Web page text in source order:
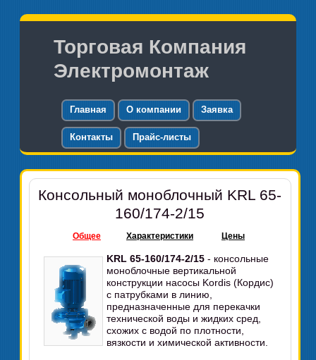
Торговая Компания
Электромонтаж
Главная О компании Заявка
Контакты Прайс-листы
Консольный моноблочный KRL 65-
160/174-2/15
Общее Характеристики Цены
KRL 65-160/174-2/15 - консольные
моноблочные вертикальной
конструкции насосы Kordis (Кордис)
с патрубками в линию,
предназначенные для перекачки
технической воды и жидких сред,
схожих с водой по плотности,
вязкости и химической активности.